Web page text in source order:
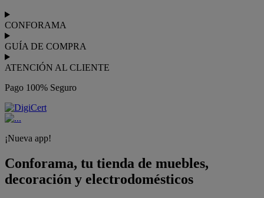
CONFORAMA
GUÍA DE COMPRA
ATENCIÓN AL CLIENTE
Pago 100% Seguro
¡Nueva app!
Conforama, tu tienda de muebles,
decoración y electrodomésticos